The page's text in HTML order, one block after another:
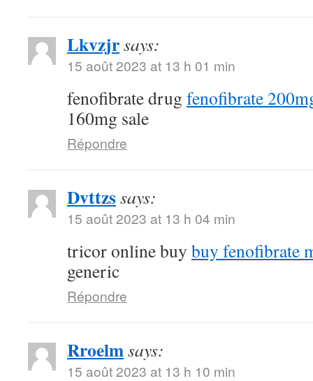
Lkvzjrsays:
15 août 2023 at 13 h 01 min
fenofibrate drug fenofibrate
160mg sale
Répondre
Dvttzssays:
15 août 2023 at 13 h 04 min
tricor online buy buy fenofibrate
generic
Répondre
Rroelmsays:
15 août 2023 at 13 h 10 min